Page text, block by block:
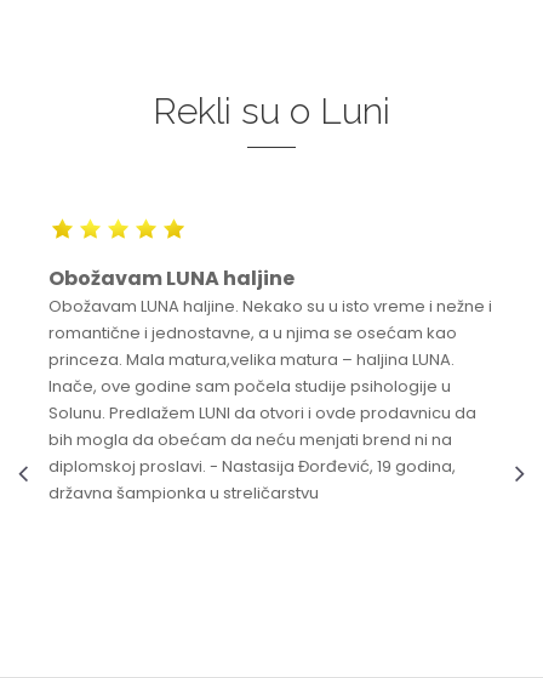
Rekli su o Luni
Obožavam LUNA haljine
Obožavam LUNA haljine. Nekako su u isto vreme i nežne i
romantične i jednostavne, a u njima se osećam kao
princeza. Mala matura,velika matura – haljina LUNA.
Inače, ove godine sam počela studije psihologije u
Solunu. Predlažem LUNI da otvori i ovde prodavnicu da
bih mogla da obećam da neću menjati brend ni na
diplomskoj proslavi. - Nastasija Đorđević, 19 godina,
državna šampionka u streličarstvu